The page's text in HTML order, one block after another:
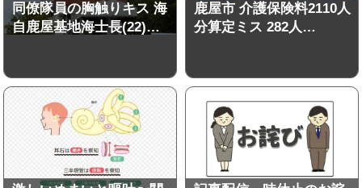
同僚隊員の胸触りキス 海
自鹿屋基地海士長(22)…
鹿屋市 介護保険料2110人
分算定ミス 282人…